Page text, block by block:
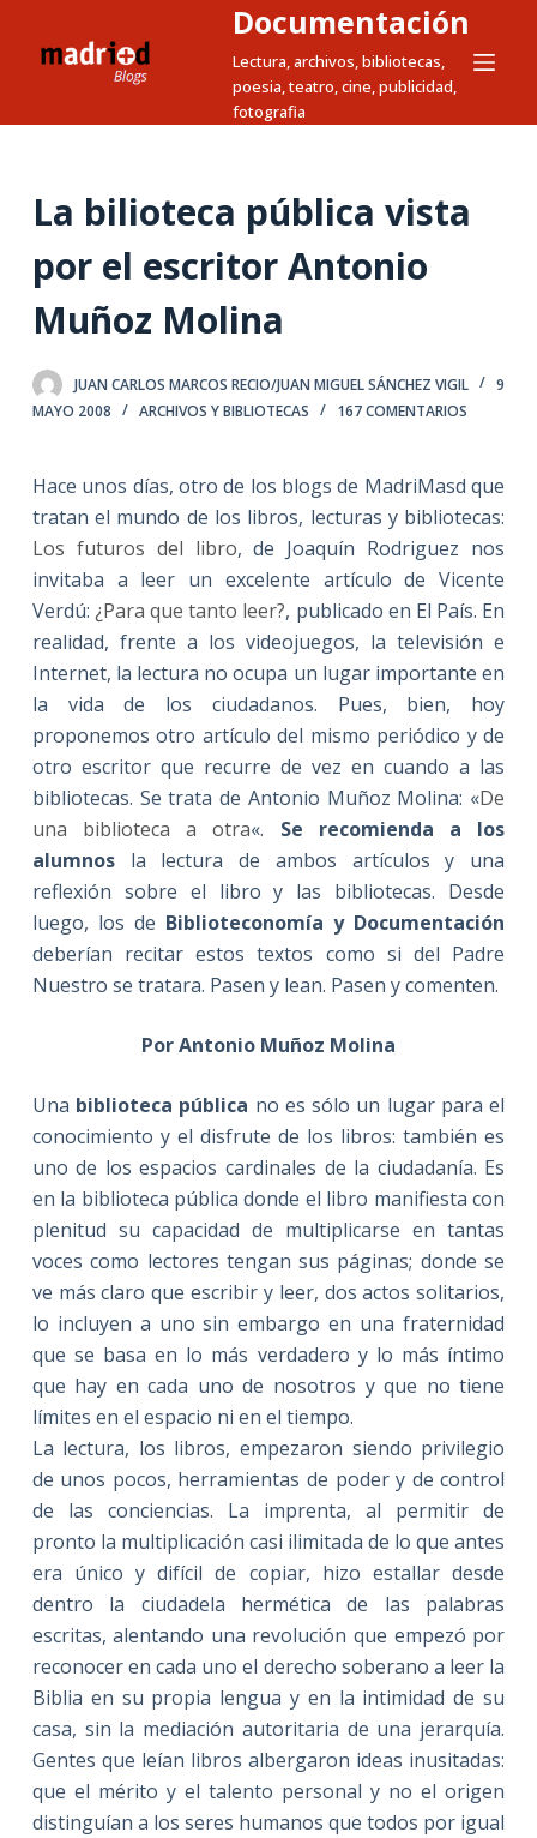
t
e
d
o
Documentación
Lectura, archivos, bibliotecas,
poesia, teatro, cine, publicidad,
fotografia
La bilioteca pública vista
por el escritor Antonio
Muñoz Molina
JUAN CARLOS MARCOS RECIO/JUAN MIGUEL SÁNCHEZ VIGIL
9
MAYO 2008
ARCHIVOS Y BIBLIOTECAS 167 COMENTARIOS
Hace unos días, otro de los blogs de MadriMasd que
tratan el mundo de los libros, lecturas y bibliotecas:
Los futuros del libro, de Joaquín Rodriguez nos
invitaba a leer un excelente artículo de Vicente
Verdú: ¿Para que tanto leer?, publicado en El País. En
realidad, frente a los videojuegos, la televisión e
Internet, la lectura no ocupa un lugar importante en
la vida de los ciudadanos. Pues, bien, hoy
proponemos otro artículo del mismo periódico y de
otro escritor que recurre de vez en cuando a las
bibliotecas. Se trata de Antonio Muñoz Molina: «De
una biblioteca a otra«. Se
recomienda a los
alumnosla lectura de ambos artículos y una
reflexión sobre el libro y las bibliotecas. Desde
luego, los de Biblioteconomía y Documentación
deberían recitar estos textos como si del Padre
Nuestro se tratara. Pasen y lean. Pasen y comenten.
Por Antonio Muñoz Molina
Una biblioteca pública no es sólo un lugar para el
conocimiento y el disfrute de los libros: también es
uno de los espacios cardinales de la ciudadanía. Es
en la biblioteca pública donde el libro manifiesta con
plenitud su capacidad de multiplicarse en tantas
voces como lectores tengan sus páginas; donde se
ve más claro que escribir y leer, dos actos solitarios,
lo incluyen a uno sin embargo en una fraternidad
que se basa en lo más verdadero y lo más íntimo
que hay en cada uno de nosotros y que no tiene
límites en el espacio ni en el tiempo.
La lectura, los libros, empezaron siendo privilegio
de unos pocos, herramientas de poder y de control
de las conciencias. La imprenta, al permitir de
pronto la multiplicación casi ilimitada de lo que antes
era único y difícil de copiar, hizo estallar desde
dentro la ciudadela hermética de las palabras
escritas, alentando una revolución que empezó por
reconocer en cada uno el derecho soberano a leer la
Biblia en su propia lengua y en la intimidad de su
casa, sin la mediación autoritaria de una jerarquía.
Gentes que leían libros albergaron ideas inusitadas:
que el mérito y el talento personal y no el origen
distinguían a los seres humanos que todos por igual